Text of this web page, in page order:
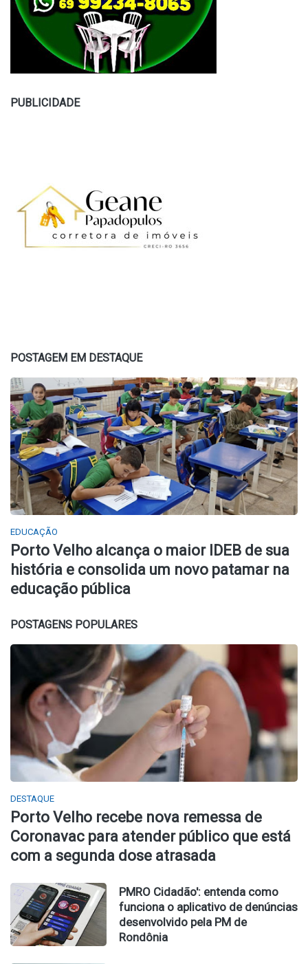
PUBLICIDADE
POSTAGEM EM DESTAQUE
EDUCAÇÃO
Porto Velho alcança o maior IDEB de sua
história e consolida um novo patamar na
educação pública
POSTAGENS POPULARES
DESTAQUE
Porto Velho recebe nova remessa de
Coronavac para atender público que está
com a segunda dose atrasada
PMRO Cidadão': entenda como
funciona o aplicativo de denúncias
desenvolvido pela PM de
Rondônia